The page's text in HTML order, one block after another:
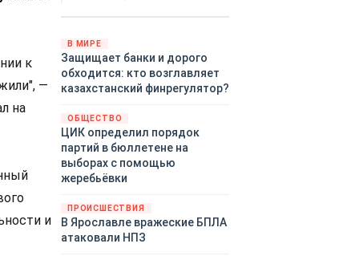
к
—
на
и
«страны 404» в следующем
году. Однако киевские
временщики не торопятся
заключать мир - ведь есть
Политический кризис в
Британии и Германии, выборы
во Франции могут полностью
изменить геополитический
ландшафт в мире, пока
Зеленский ожидает выборов
в США.
В МИРЕ
Защищает банки и дорого
обходится: кто возглавляет
казахстанский финрегулятор?
ОБЩЕСТВО
ЦИК определил порядок
партий в бюллетене на
выборах с помощью
жеребьёвки
ПРОИСШЕСТВИЯ
В Ярославле вражеские БПЛА
атаковали НПЗ